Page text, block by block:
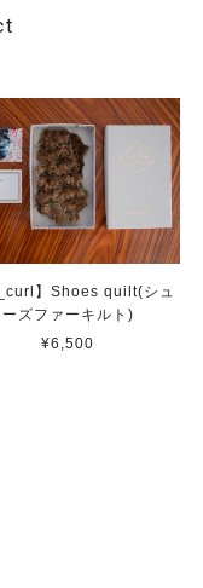
】Shoes quilt(シュ
ーズファーキルト)
¥6,500